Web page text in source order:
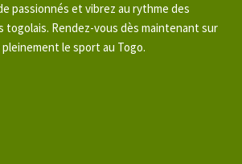
passionnés et vibrez au rythme des
Rendez-vous dès maintenant sur
le sport au Togo.